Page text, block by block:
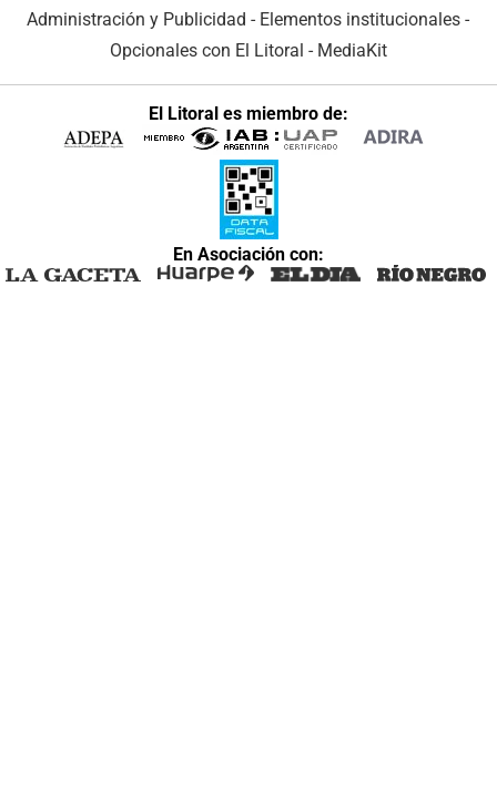
Administración y Publicidad - Elementos institucionales -
Opcionales con El Litoral - MediaKit
El Litoral es miembro de:
En Asociación con: